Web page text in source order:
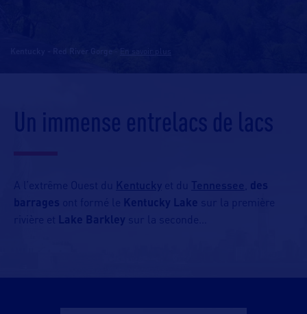
Un immense entrelacs de lacs
A l’extrême Ouest du Kentucky et du Tennessee
des
barrages ont formé le Kentucky Lake
sur la première
rivière et
Lake Barkley sur la seconde…